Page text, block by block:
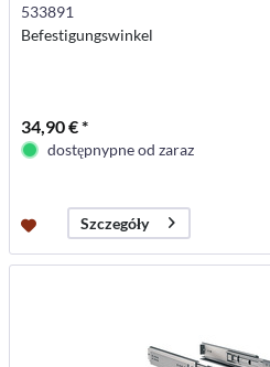
533891
Befestigungswinkel
34,90 € *
dostępnypne od zaraz
Szczegóły